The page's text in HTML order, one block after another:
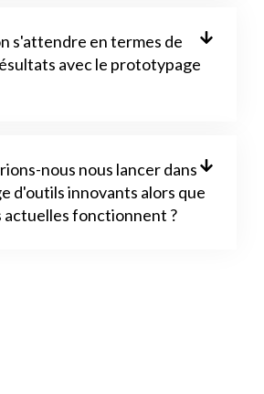
s'attendre en termes de
avec le prototypage
nous nous lancer dans
d'outils innovants alors que
actuelles fonctionnent ?